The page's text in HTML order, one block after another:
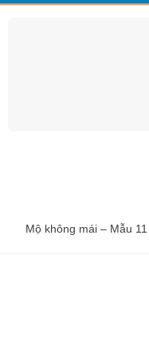
Mộ không mái – Mẫu 11